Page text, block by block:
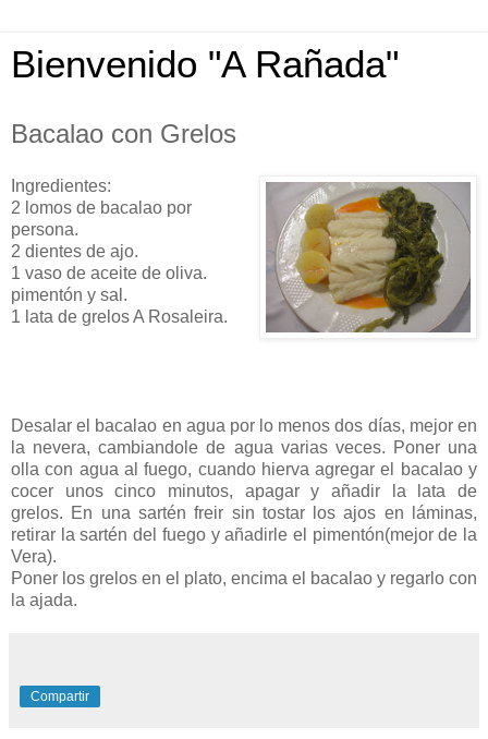
Bienvenido "A Rañada"
Bacalao con Grelos
Ingredientes:
2 lomos de bacalao por
persona.
2 dientes de ajo.
1 vaso de aceite de oliva.
pimentón y sal.
1 lata de grelos A Rosaleira.
Desalar el bacalao en agua por lo menos dos días, mejor en
la nevera, cambiandole de agua varias veces. Poner una
olla con agua al fuego, cuando hierva agregar el bacalao y
cocer unos cinco minutos, apagar y añadir la lata de
grelos. En una sartén freir sin tostar los ajos en láminas,
retirar la sartén del fuego y añadirle el pimentón(mejor de la
Vera).
Poner los grelos en el plato, encima el bacalao y regarlo con
la ajada.
Compartir